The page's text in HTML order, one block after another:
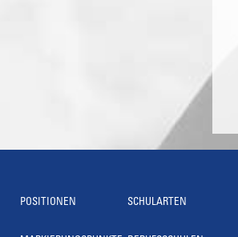
POSITIONEN SCHULARTEN